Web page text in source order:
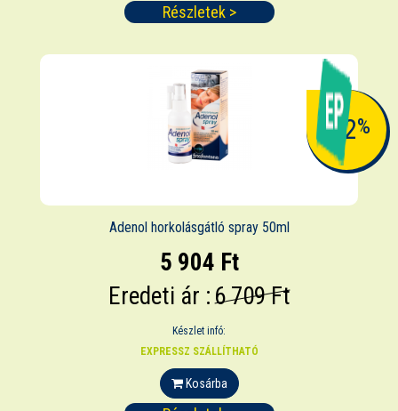
Részletek >
-12%
Adenol horkolásgátló spray 50ml
5 904 Ft
Eredeti ár :6 709 Ft
Készlet infó:
EXPRESSZ SZÁLLÍTHATÓ
Kosárba